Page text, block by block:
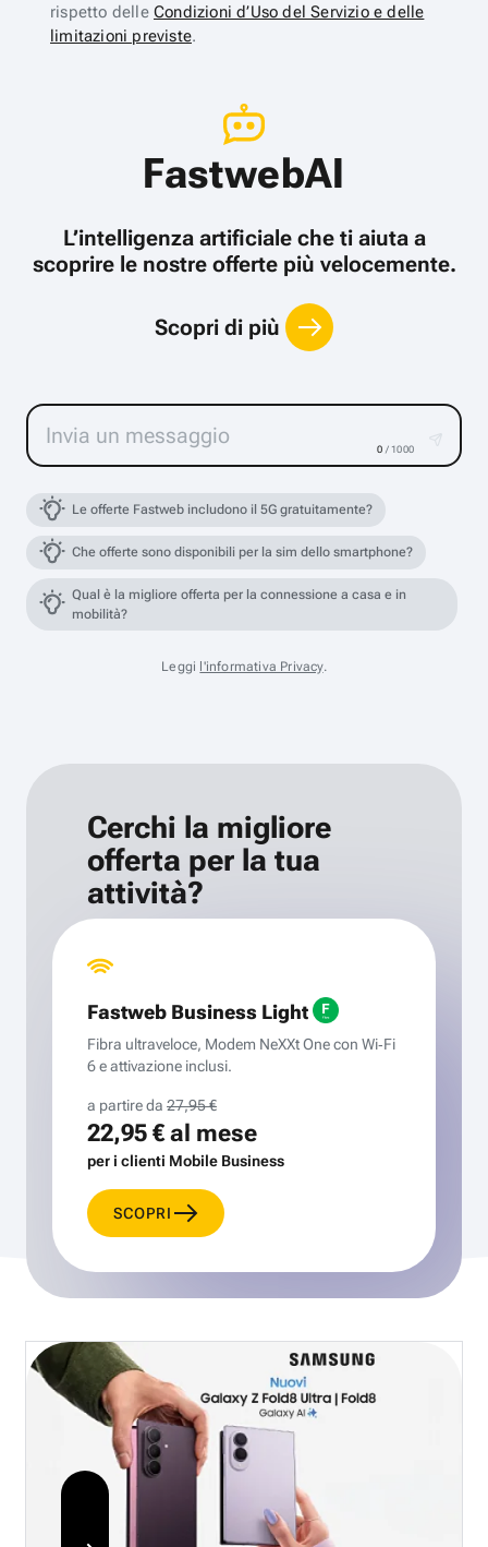
rispetto delle Condizioni d’Uso del Servizio e delle
limitazioni previste.
FastwebAI
L’intelligenza artificiale che ti aiuta a
scoprire le nostre offerte più velocemente.
Scopri di più
0 / 1000
Le offerte Fastweb includono il 5G gratuitamente?
Che offerte sono disponibili per la sim dello smartphone?
Qual è la migliore offerta per la connessione a casa e in
mobilità?
Leggi l'informativa Privacy.
Cerchi la migliore
offerta per la tua
attività?
Fastweb Business Light
Fibra ultraveloce, Modem NeXXt One con Wi‑Fi
6 e attivazione inclusi.
a partire da 27,95 €
22,95 €al mese
per i clienti Mobile Business
SCOPRI